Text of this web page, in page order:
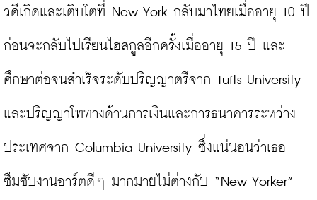
วดีเกิดและเติบโตที่ New York กลับมาไทยเมื่ออายุ 10 ปี
ก่อนจะกลับไปเรียนไฮสกูลอีกครั้งเมื่ออายุ 15 ปี และ
ศึกษาต่อจนสำเร็จระดับปริญญาตรีจาก Tufts University
และปริญญาโททางด้านการเงินและการธนาคารระหว่าง
ประเทศจาก Columbia University ซึ่งแน่นอนว่าเธอ
ซึมซับงานอาร์ตดีๆ มากมายไม่ต่างกับ “New Yorker”